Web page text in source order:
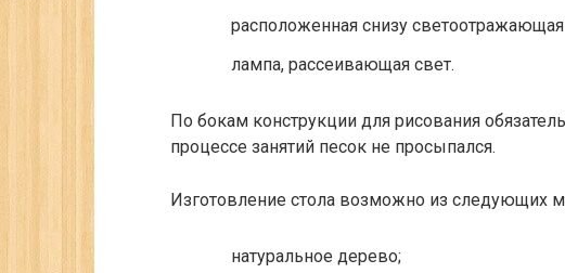
расположенная снизу
лампа, рассеивающая свет.
По бокам конструкции для рисования
процессе занятий песок не просыпался.
Изготовление стола возможно из следующих
натуральное дерево;